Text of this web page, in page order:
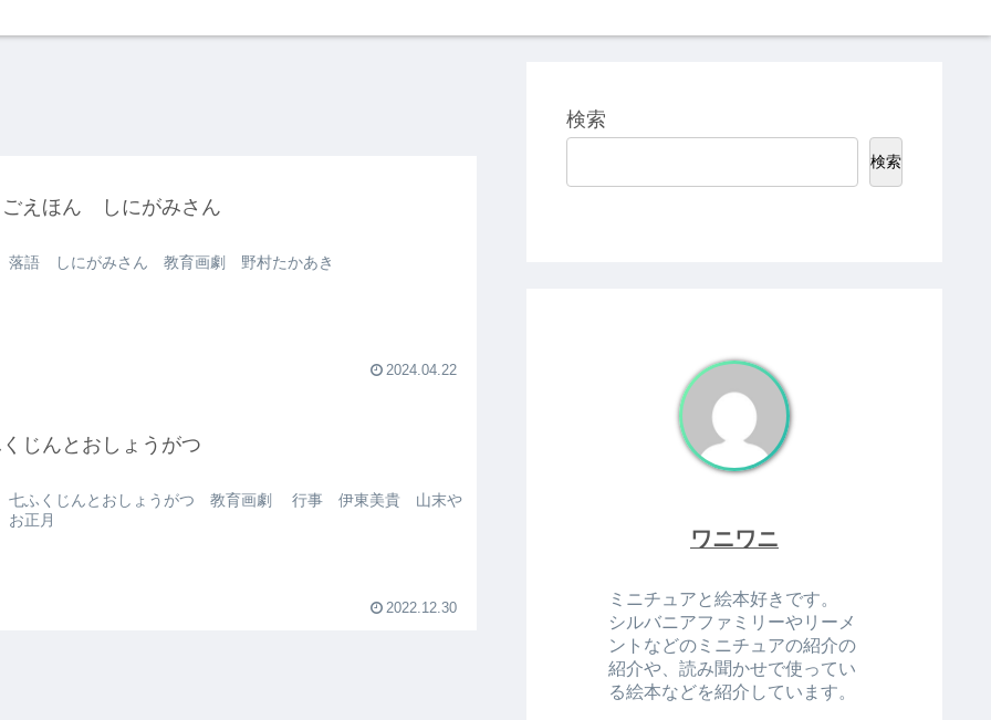
えほん しにがみさん
語 しにがみさん 教育画劇 野村たかあき
2024.04.22
じんとおしょうがつ
ふくじんとおしょうがつ 教育画劇 行事 伊東美貴 山末や
正月
2022.12.30
検索
検索
ワニワニ
ミニチュアと絵本好きです。
シルバニアファミリーやリーメ
ントなどのミニチュアの紹介の
紹介や、読み聞かせで使ってい
る絵本などを紹介しています。